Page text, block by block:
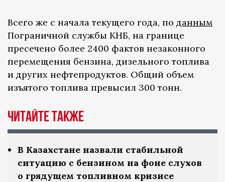
Всего же с начала текущего года, по данным
Пограничной службы КНБ, на границе
пресечено более 2400 фактов незаконного
перемещения бензина, дизельного топлива
и других нефтепродуктов. Общий объем
изъятого топлива превысил 300 тонн.
ЧИТАЙТЕ ТАКЖЕ
В Казахстане назвали стабильной
ситуацию с бензином на фоне слухов
о грядущем топливном кризисе